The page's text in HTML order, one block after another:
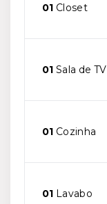
01 Closet
01 Sala de TV
01 Cozinha
01 Lavabo